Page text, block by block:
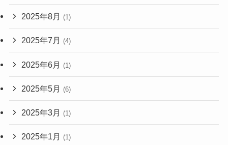
2025年8月 (1)
2025年7月 (4)
2025年6月 (1)
2025年5月 (6)
2025年3月 (1)
2025年1月 (1)